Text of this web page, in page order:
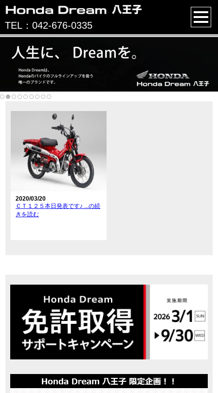
TEL：042-676-0335
2020/03/20
ＣＴ１２５本日発表です♪ ...の続
きを読む